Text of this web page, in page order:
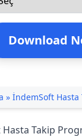
Download
» İndemSoft Hasta
Takip